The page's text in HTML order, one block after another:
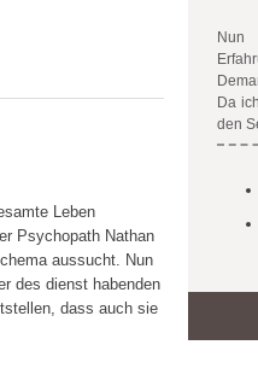
Leben
Psychopath Nathan
aussucht. Nun
des dienst habenden
dass auch sie
Da
den